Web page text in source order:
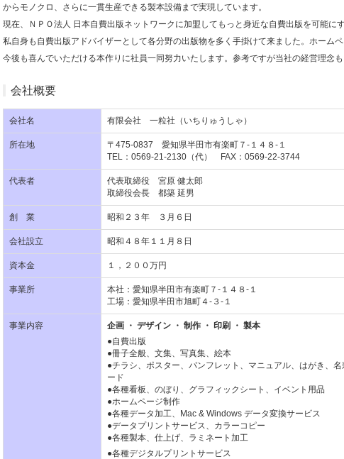
からモノクロ、さらに一貫生産できる製本設備まで実現しています。
現在、ＮＰＯ法人 日本自費出版ネットワークに加盟してもっと身近な自費出版を可能に
私自身も自費出版アドバイザーとして各分野の出版物を多く手掛けて来ました。ホーム
今後も喜んでいただける本作りに社員一同努力いたします。参考ですが当社の経営理念も
会社概要
会社名 有限会社 一粒社（いちりゅうしゃ）
所在地
〒475-0837 愛知県半田市有楽町７-１４８-１
TEL：0569-21-2130（代） FAX：0569-22-3744
代表者
代表取締役 宮原 健太郎
取締役会長 都築 延男
創 業 昭和２３年 ３月６日
会社設立 昭和４８年１１月８日
資本金 １，２００万円
事業所
本社：愛知県半田市有楽町７-１４８-１
工場：愛知県半田市旭町４-３-１
事業内容
企画 ・ デザイン ・ 制作 ・ 印刷 ・ 製本
●自費出版
●冊子全般、文集、写真集、絵本
●チラシ、ポスター、パンフレット、マニュアル、はがき、
ード
●各種看板、のぼり、グラフィックシート、イベント用品
●ホームページ制作
●各種データ加工、Mac & Windows データ変換サービス
●データプリントサービス、カラーコピー
●各種製本、仕上げ、ラミネート加工
●各種デジタルプリントサービス